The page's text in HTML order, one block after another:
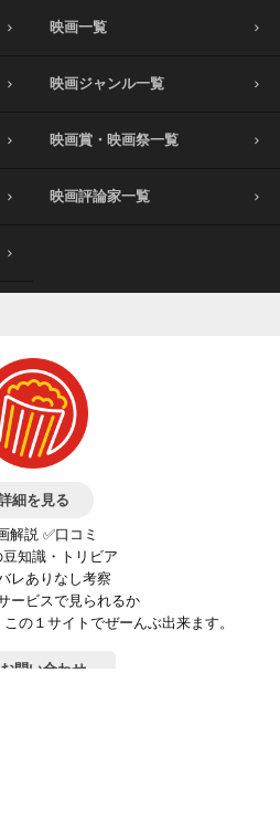
映画一覧
映画ジャンル一覧
映画賞・映画祭一覧
映画評論家一覧
細を見る
解説 ✅口コミ
豆知識・トリビア
レありなし考察
ービスで見られるか
の１サイトでぜーんぶ出来ます。
お問い合わせ